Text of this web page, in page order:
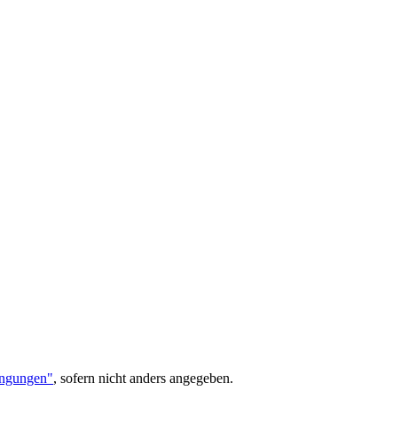
, sofern nicht anders angegeben.